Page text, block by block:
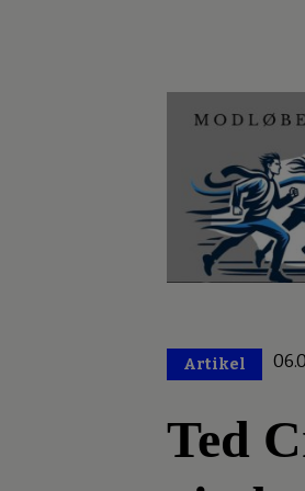
Artikel
Ted